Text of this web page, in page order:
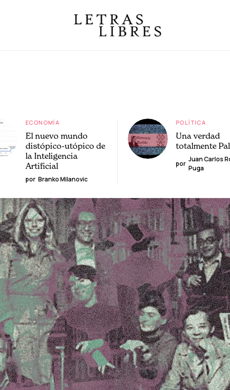
ECONOMÍA
El nuevo mundo
distópico-utópico de
la Inteligencia
Artificial
por Branko Milanovic
POLÍTICA
Una verdad
totalmente
por
Juan Carlos
Puga